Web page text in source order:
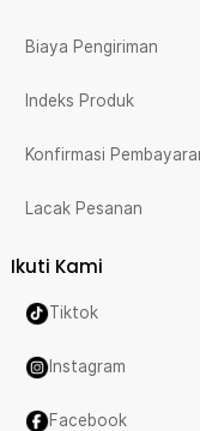
Biaya Pengiriman
Indeks Produk
Konfirmasi
Lacak Pesanan
Ikuti Kami
Tiktok
Instagram
Facebook